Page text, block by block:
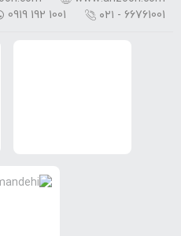
۰۲۱ - 66761001
0919 192 1001